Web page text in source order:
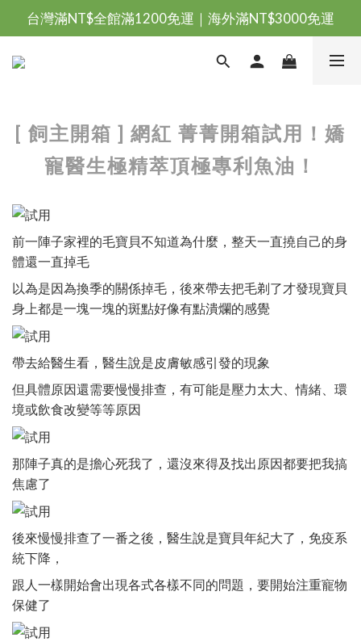
台灣滿NT$全館滿1200免運｜海外滿NT$3000免運
台灣滿NT$全館滿1200免運｜海外滿NT$3000免運
[ 飼主開箱 ] 網紅 菁菁開箱試用！嬌
寵醫生極精萃頂極專利魚油！
前一陣子家裡的毛寶貝不知道為什麼，整天一直撓自己的身
體還一直掉毛
以為是因為換季的關係掉毛，後來帶去把毛剃了才發現寶貝
身上都是一塊一塊的斑點好像有點潰爛的感覺
帶去給醫生看，醫生說是皮膚敏感引發的現象
但具體原因還需要慢慢排查，有可能是壓力太大、情緒、環
境或飲食改變等等原因
那陣子真的是擔心死我了，還沒來得及找出原因都要把我搞
焦慮了
後來慢慢排查了一番之後，醫生說是寶貝年紀大了，免疫系
統下降，
跟人一樣開始會出現各式各樣不同的問題，要開始注重寵物
保健了